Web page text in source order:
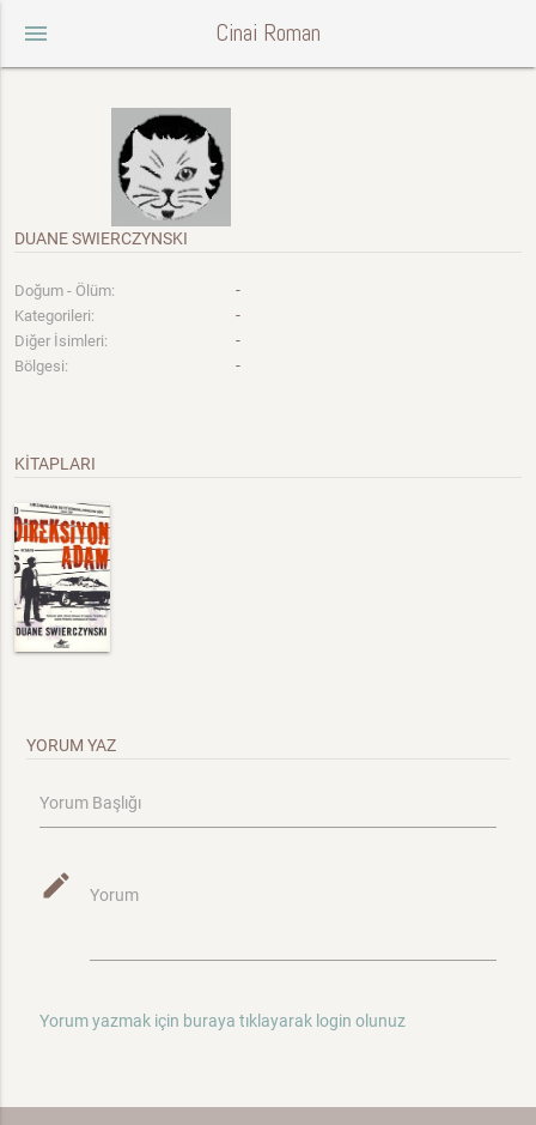
menu Cinai Roman
DUANE SWIERCZYNSKI
Doğum - Ölüm: -
Kategorileri: -
Diğer İsimleri: -
Bölgesi: -
KİTAPLARI
YORUM YAZ
Yorum Başlığı
mode_edit Yorum
Yorum yazmak için buraya tıklayarak login olunuz